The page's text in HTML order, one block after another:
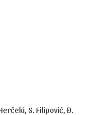
S. Filipović, Đ.